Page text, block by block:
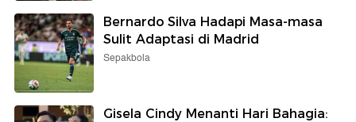
Bernardo Silva Hadapi Masa-masa
Sulit Adaptasi di Madrid
Sepakbola
Gisela Cindy Menanti Hari Bahagia: